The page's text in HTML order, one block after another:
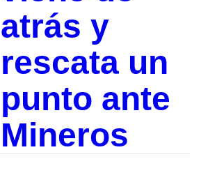
atrás y
rescata un
punto ante
Mineros